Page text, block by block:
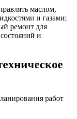
маслом,
и газами;
ремонт для
и
работ